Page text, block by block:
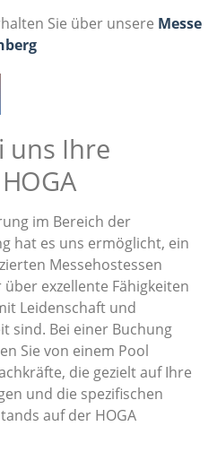
Sie über unsere Messe
uns Ihre
im Bereich der
hat es uns ermöglicht, ein
Messehostessen
exzellente Fähigkeiten
Leidenschaft und
sind. Bei einer Buchung
Sie von einem Pool
die gezielt auf Ihre
und die spezifischen
auf der HOGA